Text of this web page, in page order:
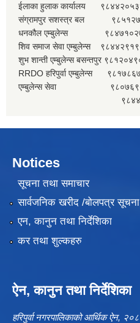
ईलाका हुलाक कार्यालय
संग्रामपुर सशस्त्र बल
धनकौल एम्बुलेन्स
शिव समाज सेवा एम्बुलेन्स
शुभ शान्ती एम्बुलेन्स बसन्तपुर
RRDO हरिपुर्वा एम्बुलेन्स
एम्बुलेन्स सेवा
Notices
सूचना तथा समाचार
सार्वजनिक खरीद /बोलपत्र सूचना
एन, कानुन तथा निर्देशिका
कर तथा शुल्कहरु
ऐन, कानुन तथा निर्देशिका
हरिपुर्वा नगरपालिकाको आर्थिक ऐन,